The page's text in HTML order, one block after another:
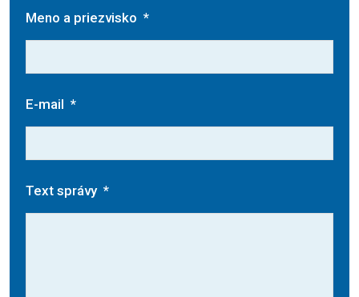
Meno a priezvisko *
E-mail *
Text správy *